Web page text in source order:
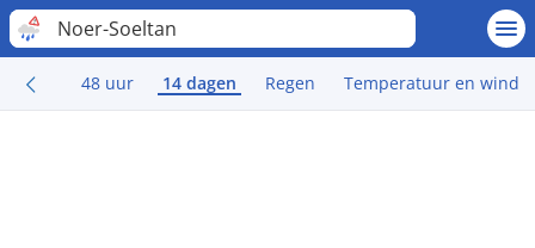
Noer-Soeltan
48 uur 14 dagen Regen Temperatuur en wind